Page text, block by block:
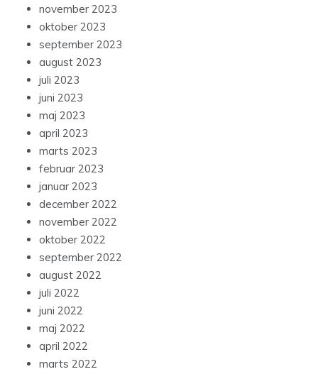
november 2023
oktober 2023
september 2023
august 2023
juli 2023
juni 2023
maj 2023
april 2023
marts 2023
februar 2023
januar 2023
december 2022
november 2022
oktober 2022
september 2022
august 2022
juli 2022
juni 2022
maj 2022
april 2022
marts 2022